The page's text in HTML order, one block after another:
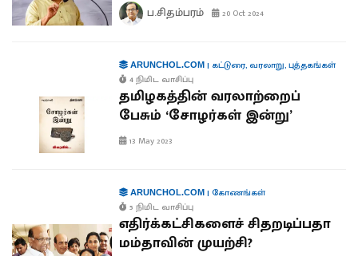
ப.சிதம்பரம் 20 Oct 2024
ARUNCHOL.COM| கட்டுரை, வரலாறு,புத்தகங்கள்
4 நிமிட வாசிப்பு
தமிழகத்தின் வரலாற்றைப்
பேசும் ‘சோழர்கள் இன்று’
13 May 2023
ARUNCHOL.COM| கோணங்கள்
5 நிமிட வாசிப்பு
எதிர்க்கட்சிகளைச் சிதறடிப்பதா
மம்தாவின் முயற்சி?